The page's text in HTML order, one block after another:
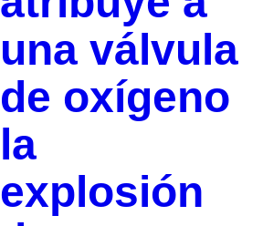
una válvula
de oxígeno
la
explosión